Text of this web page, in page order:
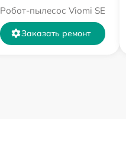
Робот-пылесос Viomi SE
Заказать ремонт